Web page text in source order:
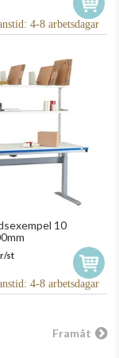
4-8 arbetsdagar
10
st
4-8 arbetsdagar
Framåt